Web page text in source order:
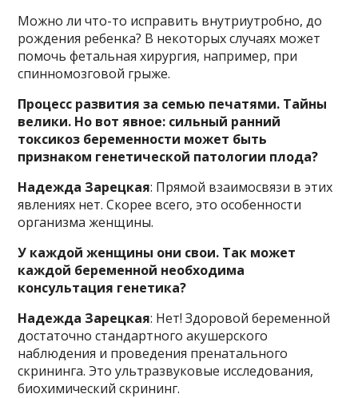
Можно ли что-то исправить внутриутробно, до
рождения ребенка? В некоторых случаях может
помочь фетальная хирургия, например, при
спинномозговой грыже.
Процесс развития за семью печатями. Тайны
велики. Но вот явное: сильный ранний
токсикоз беременности может быть
признаком генетической патологии плода?
Надежда Зарецкая: Прямой взаимосвязи в этих
явлениях нет. Скорее всего, это особенности
организма женщины.
У каждой женщины они свои. Так может
каждой беременной необходима
консультация генетика?
Надежда Зарецкая: Нет! Здоровой беременной
достаточно стандартного акушерского
наблюдения и проведения пренатального
скрининга. Это ультразвуковые исследования,
биохимический скрининг.